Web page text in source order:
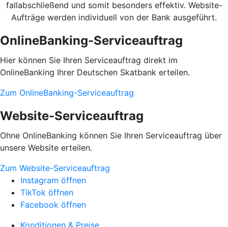
fallabschließend und somit besonders effektiv. Website-
Aufträge werden individuell von der Bank ausgeführt.
OnlineBanking-Serviceauftrag
Hier können Sie Ihren Serviceauftrag direkt im
OnlineBanking Ihrer Deutschen Skatbank erteilen.
Zum OnlineBanking-Serviceauftrag
Website-Serviceauftrag
Ohne OnlineBanking können Sie Ihren Serviceauftrag über
unsere Website erteilen.
Zum Website-Serviceauftrag
Instagram öffnen
TikTok öffnen
Facebook öffnen
Konditionen & Preise